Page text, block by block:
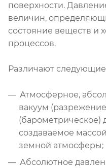
поверхности.
величин,
состояние веществ и
процессов.
Различают
Атмосферное,
вакуум
(барометрическое)
создаваемое
земной атмосферы;
Абсолютное